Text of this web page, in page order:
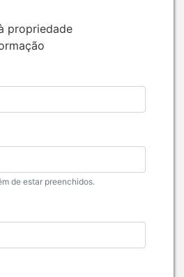
propriedade
de estar preenchidos.